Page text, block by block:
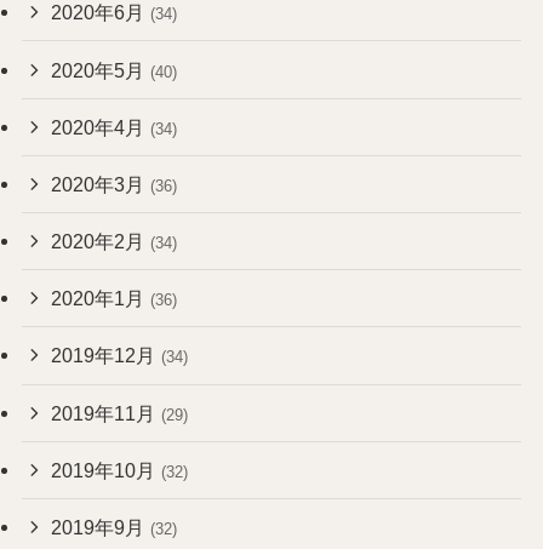
2020年6月 (34)
2020年5月 (40)
2020年4月 (34)
2020年3月 (36)
2020年2月 (34)
2020年1月 (36)
2019年12月 (34)
2019年11月 (29)
2019年10月 (32)
2019年9月 (32)